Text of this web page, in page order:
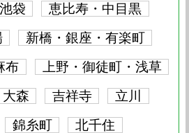
池袋
恵比寿・中目黒
新橋・銀座・有楽町
布
上野・御徒町・浅草
森 吉祥寺
立川
錦糸町 北千住